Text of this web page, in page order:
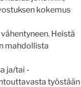
kokemus
Heistä
mahdollista
ja/tai -
työstään